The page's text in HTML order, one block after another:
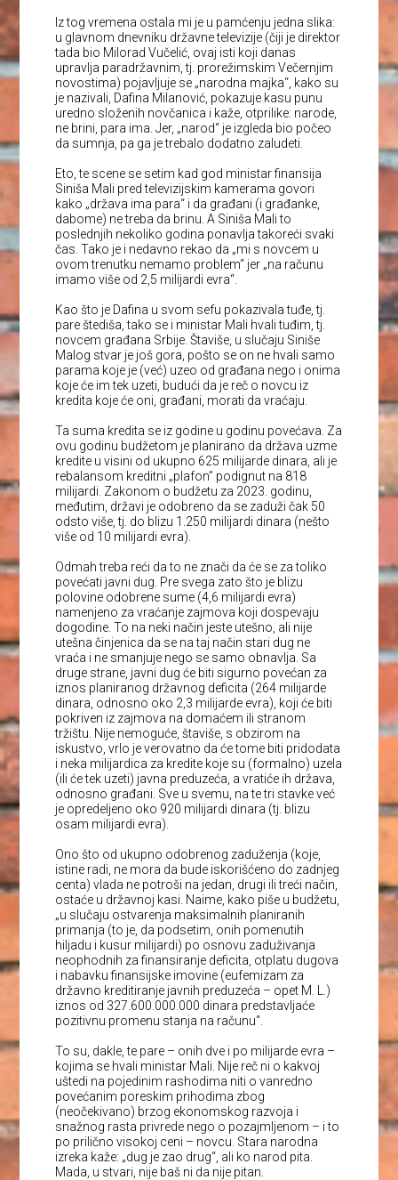
Iz tog vremena ostala mi je u pamćenju jedna slika:
u glavnom dnevniku državne televizije (čiji je direktor
tada bio Milorad Vučelić, ovaj isti koji danas
upravlja paradržavnim, tj. prorežimskim Večernjim
novostima) pojavljuje se „narodna majka“, kako su
je nazivali, Dafina Milanović, pokazuje kasu punu
uredno složenih novčanica i kaže, otprilike: narode,
ne brini, para ima. Jer, „narod“ je izgleda bio počeo
da sumnja, pa ga je trebalo dodatno zaludeti.
Eto, te scene se setim kad god ministar finansija
Siniša Mali pred televizijskim kamerama govori
kako „država ima para“ i da građani (i građanke,
dabome) ne treba da brinu. A Siniša Mali to
poslednjih nekoliko godina ponavlja takoreći svaki
čas. Tako je i nedavno rekao da „mi s novcem u
ovom trenutku nemamo problem“ jer „na računu
imamo više od 2,5 milijardi evra“.
Kao što je Dafina u svom sefu pokazivala tuđe, tj.
pare štediša, tako se i ministar Mali hvali tuđim, tj.
novcem građana Srbije. Štaviše, u slučaju Siniše
Malog stvar je još gora, pošto se on ne hvali samo
parama koje je (već) uzeo od građana nego i onima
koje će im tek uzeti, budući da je reč o novcu iz
kredita koje će oni, građani, morati da vraćaju.
Ta suma kredita se iz godine u godinu povećava. Za
ovu godinu budžetom je planirano da država uzme
kredite u visini od ukupno 625 milijarde dinara, ali je
rebalansom kreditni „plafon” podignut na 818
milijardi. Zakonom o budžetu za 2023. godinu,
međutim, državi je odobreno da se zaduži čak 50
odsto više, tj. do blizu 1.250 milijardi dinara (nešto
više od 10 milijardi evra).
Odmah treba reći da to ne znači da će se za toliko
povećati javni dug. Pre svega zato što je blizu
polovine odobrene sume (4,6 milijardi evra)
namenjeno za vraćanje zajmova koji dospevaju
dogodine. To na neki način jeste utešno, ali nije
utešna činjenica da se na taj način stari dug ne
vraća i ne smanjuje nego se samo obnavlja. Sa
druge strane, javni dug će biti sigurno povećan za
iznos planiranog državnog deficita (264 milijarde
dinara, odnosno oko 2,3 milijarde evra), koji će biti
pokriven iz zajmova na domaćem ili stranom
tržištu. Nije nemoguće, štaviše, s obzirom na
iskustvo, vrlo je verovatno da će tome biti pridodata
i neka milijardica za kredite koje su (formalno) uzela
(ili će tek uzeti) javna preduzeća, a vratiće ih država,
odnosno građani. Sve u svemu, na te tri stavke već
je opredeljeno oko 920 milijardi dinara (tj. blizu
osam milijardi evra).
Ono što od ukupno odobrenog zaduženja (koje,
istine radi, ne mora da bude iskorišćeno do zadnjeg
centa) vlada ne potroši na jedan, drugi ili treći način,
ostaće u državnoj kasi. Naime, kako piše u budžetu,
„u slučaju ostvarenja maksimalnih planiranih
primanja (to je, da podsetim, onih pomenutih
hiljadu i kusur milijardi) po osnovu zaduživanja
neophodnih za finansiranje deficita, otplatu dugova
i nabavku finansijske imovine (eufemizam za
državno kreditiranje javnih preduzeća – opet M. L.)
iznos od 327.600.000.000 dinara predstavljaće
pozitivnu promenu stanja na računu“.
To su, dakle, te pare – onih dve i po milijarde evra –
kojima se hvali ministar Mali. Nije reč ni o kakvoj
uštedi na pojedinim rashodima niti o vanredno
povećanim poreskim prihodima zbog
(neočekivano) brzog ekonomskog razvoja i
snažnog rasta privrede nego o pozajmljenom – i to
po prilično visokoj ceni – novcu. Stara narodna
izreka kaže: „dug je zao drug“, ali ko narod pita.
Mada, u stvari, nije baš ni da nije pitan.